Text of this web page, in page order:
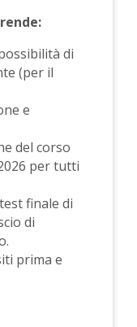
di
(per il
e
del corso
per tutti
finale di
di
prima e